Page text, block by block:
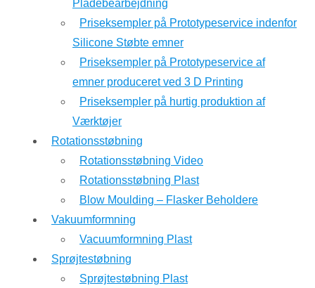
Pladebearbejdning
Priseksempler på Prototypeservice indenfor
Silicone Støbte emner
Priseksempler på Prototypeservice af
emner produceret ved 3 D Printing
Priseksempler på hurtig produktion af
Værktøjer
Rotationsstøbning
Rotationsstøbning Video
Rotationsstøbning Plast
Blow Moulding – Flasker Beholdere
Vakuumformning
Vacuumformning Plast
Sprøjtestøbning
Sprøjtestøbning Plast